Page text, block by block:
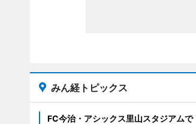
みん経トピックス
FC今治・アシックス里山スタジアムで